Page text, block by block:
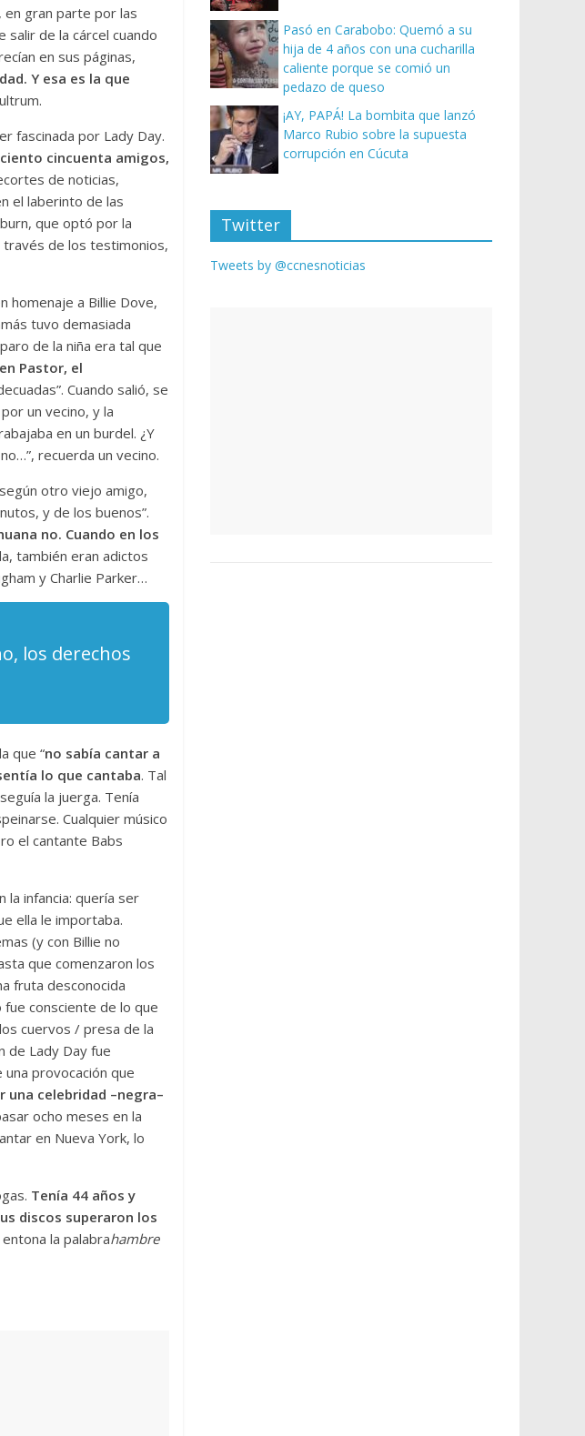
, en gran parte por las
salir de la cárcel cuando
en sus páginas,
Y esa es la que
fascinada por Lady Day.
cincuenta amigos,
de noticias,
el laberinto de las
que optó por la
través de los testimonios,
homenaje a Billie Dove,
tuvo demasiada
de la niña era tal que
Pastor, el
Cuando salió, se
un vecino, y la
en un burdel. ¿Y
recuerda un vecino.
otro viejo amigo,
y de los buenos”.
no. Cuando en los
también eran adictos
y Charlie Parker…
los derechos
que “no sabía cantar a
lo que cantaba. Tal
la juerga. Tenía
Cualquier músico
el cantante Babs
la infancia: quería ser
ella le importaba.
(y con Billie no
que comenzaron los
fruta desconocida
fue consciente de lo que
cuervos / presa de la
de Lady Day fue
una provocación que
una celebridad –negra–
ocho meses en la
en Nueva York, lo
Tenía 44 años y
discos superaron los
la palabrahambre
Pasó en Carabobo: Quemó a su
hija de 4 años con una cucharilla
caliente porque se comió un
pedazo de queso
¡AY, PAPÁ! La bombita que lanzó
Marco Rubio sobre la supuesta
corrupción en Cúcuta
Twitter
Tweets by @ccnesnoticias